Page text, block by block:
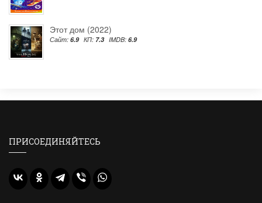
Этот дом (2022)
Сайт: 6.9 КП: 7.3 IMDB: 6.9
ПРИСОЕДИНЯЙТЕСЬ